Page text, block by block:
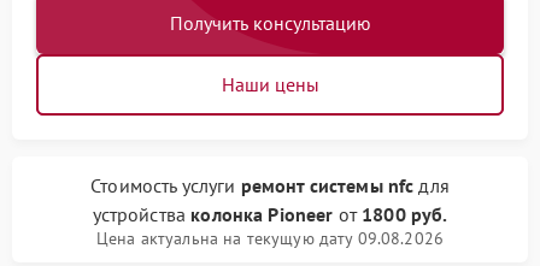
Получить консультацию
Наши цены
Стоимость услуги ремонт системы nfc для
устройства колонка Pioneer от 1800 руб.
Цена актуальна на текущую дату 09.08.2026